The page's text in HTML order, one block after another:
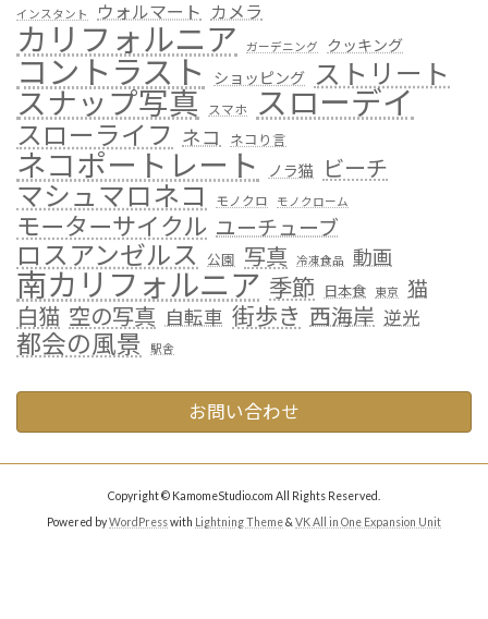
インスタント ウォルマート カメラ
カリフォルニア ガーデニング クッキング
コントラスト ショッピング ストリート
スナップ写真 スマホ スローデイ
スローライフ ネコ ネコり言
ネコポートレート ノラ猫 ビーチ
マシュマロネコ モノクロ モノクローム
モーターサイクル ユーチューブ
ロスアンゼルス 公園 写真 冷凍食品 動画
南カリフォルニア 季節 日本食 東京 猫
白猫 空の写真 自転車 街歩き 西海岸 逆光
都会の風景 駅舎
お問い合わせ
Copyright © KamomeStudio.com All Rights Reserved.
Powered byWordPresswith Lightning Theme&VK All in One Expansion Unit